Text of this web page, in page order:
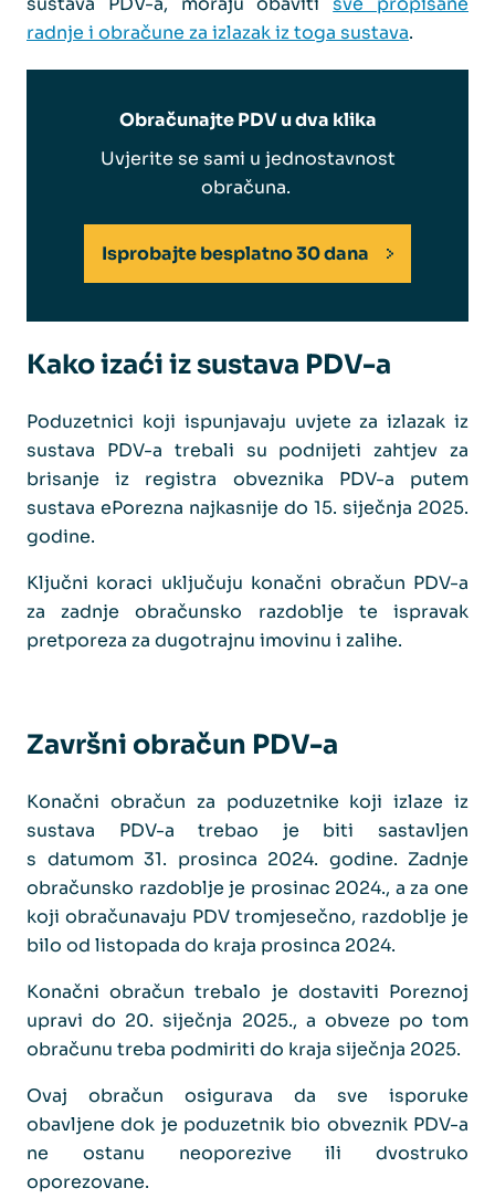
radnje i obračune za izlazak iz toga sustava.
Obračunajte PDV u dva klika
Uvjerite se sami u jednostavnost
obračuna.
Isprobajte besplatno 30 dana
Kako izaći iz sustava PDV-a
Poduzetnici koji ispunjavaju uvjete za izlazak iz
sustava PDV-a trebali su podnijeti zahtjev za
brisanje iz registra obveznika PDV-a putem
sustava ePorezna najkasnije do 15. siječnja 2025.
godine.
Ključni koraci uključuju konačni obračun PDV-a
za zadnje obračunsko razdoblje te ispravak
pretporeza za dugotrajnu imovinu i zalihe.
Završni obračun PDV-a
Konačni obračun za poduzetnike koji izlaze iz
sustava PDV-a trebao je biti sastavljen
s datumom 31. prosinca 2024. godine. Zadnje
obračunsko razdoblje je prosinac 2024., a za one
koji obračunavaju PDV tromjesečno, razdoblje je
bilo od listopada do kraja prosinca 2024.
Konačni obračun trebalo je dostaviti Poreznoj
upravi do 20. siječnja 2025., a obveze po tom
obračunu treba podmiriti do kraja siječnja 2025.
Ovaj obračun osigurava da sve isporuke
obavljene dok je poduzetnik bio obveznik PDV-a
ne ostanu neoporezive ili dvostruko
oporezovane.